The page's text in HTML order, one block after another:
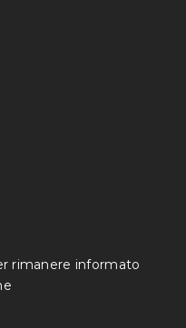
rimanere informato